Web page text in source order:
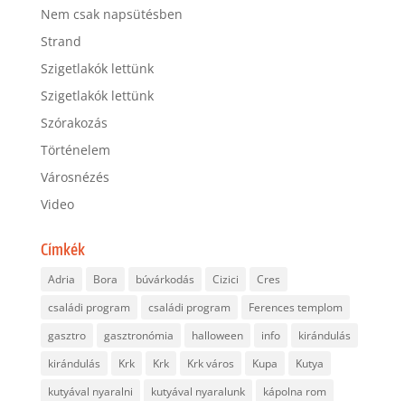
Nem csak napsütésben
Strand
Szigetlakók lettünk
Szigetlakók lettünk
Szórakozás
Történelem
Városnézés
Video
Címkék
Adria Bora búvárkodás Cizici
Cres
családi program
családi program
Ferences templom
gasztro
gasztronómia halloween info
kirándulás
kirándulás
Krk Krk Krk város Kupa
Kutya
kutyával nyaralni
kutyával nyaralunk
kápolna rom